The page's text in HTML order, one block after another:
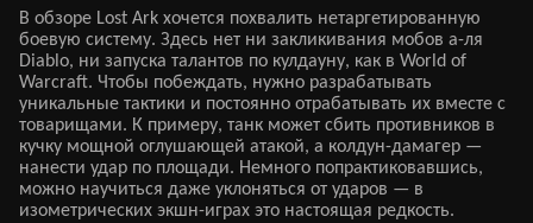
В обзоре Lost Ark хочется похвалить нетаргетированную
боевую систему. Здесь нет ни закликивания мобов а-ля
Diablo, ни запуска талантов по кулдауну, как в World of
Warcraft. Чтобы побеждать, нужно разрабатывать
уникальные тактики и постоянно отрабатывать их вместе с
товарищами. К примеру, танк может сбить противников в
кучку мощной оглушающей атакой, а колдун-дамагер —
нанести удар по площади. Немного попрактиковавшись,
можно научиться даже уклоняться от ударов — в
изометрических экшн-играх это настоящая редкость.